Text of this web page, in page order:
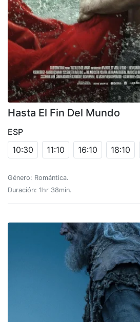
Hasta El Fin Del Mundo
ESP
10:30
11:10 16:10 18:10
Género: Romántica.
Duración: 1hr 38min.